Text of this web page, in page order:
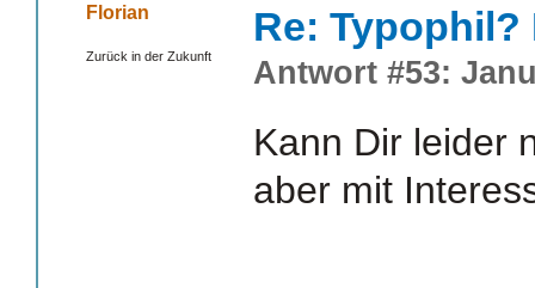
Florian
Zurück in der Zukunft
Re:
Antwort #53:
Kann Dir leider
aber mit